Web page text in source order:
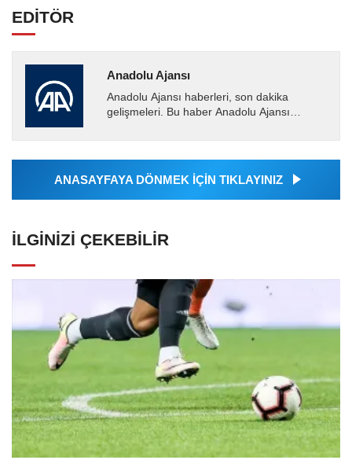
EDİTÖR
Anadolu Ajansı
Anadolu Ajansı haberleri, son dakika
gelişmeleri. Bu haber Anadolu Ajansı
tarafından geçilen tüm...
ANASAYFAYA DÖNMEK İÇİN TIKLAYINIZ
İLGINIZI ÇEKEBILIR